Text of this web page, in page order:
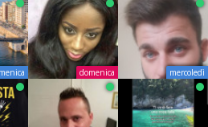
domenica mercoledì